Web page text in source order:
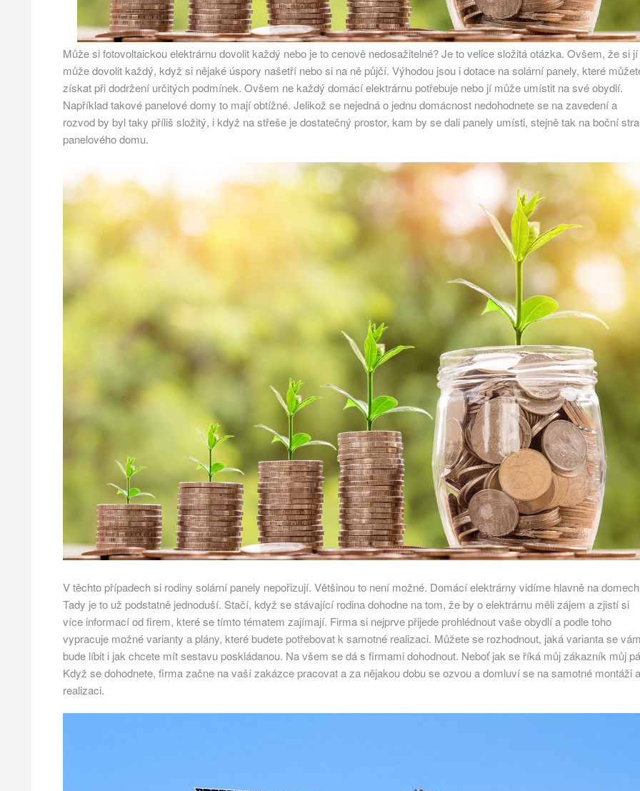
Může si fotovoltaickou elektrárnu dovolit každý nebo je to cenově nedosažitelné? Je to velice složitá otázka. Ovšem, že si jí
může dovolit každý, když si nějaké úspory našetří nebo si na ně půjčí. Výhodou jsou i dotace na solární panely, které
získat při dodržení určitých podmínek. Ovšem ne každý domácí elektrárnu potřebuje nebo jí může umístit na své obydlí.
Například takové panelové domy to mají obtížné. Jelikož se nejedná o jednu domácnost nedohodnete se na zavedení a
rozvod by byl taky příliš složitý, i když na střeše je dostatečný prostor, kam by se dali panely umísti, stejně tak na boční
panelového domu.
V těchto případech si rodiny solární panely nepořizují. Většinou to není možné. Domácí elektrárny vidíme hlavně na
Tady je to už podstatně jednoduší. Stačí, když se stávající rodina dohodne na tom, že by o elektrárnu měli zájem a zjistí si
více informací od firem, které se tímto tématem zajímají. Firma si nejprve přijede prohlédnout vaše obydlí a podle toho
vypracuje možné varianty a plány, které budete potřebovat k samotné realizaci. Můžete se rozhodnout, jaká varianta se
bude líbit i jak chcete mít sestavu poskládanou. Na všem se dá s firmami dohodnout. Neboť jak se říká můj zákazník můj
Když se dohodnete, firma začne na vaší zakázce pracovat a za nějakou dobu se ozvou a domluví se na samotné montáži a
realizaci.